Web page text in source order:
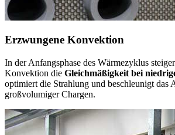
Erzwungene Konvektion
In der Anfangsphase des Wärmezyklus
Konvektion die Gleichmäßigkeit bei
optimiert die Strahlung und beschleunigt das
großvolumiger Chargen.